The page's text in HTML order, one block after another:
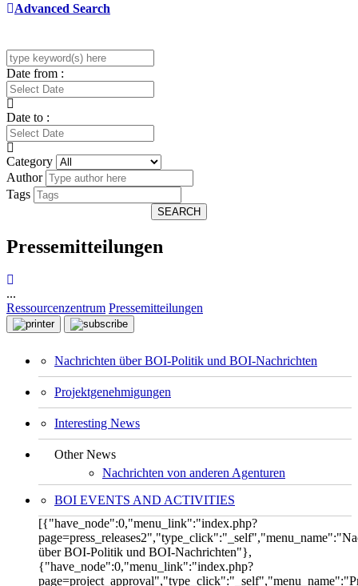
Advanced Search
Date from :
Date to :
Category
Author
Tags
SEARCH
Pressemitteilungen
...
Ressourcenzentrum Pressemitteilungen
Nachrichten über BOI-Politik und BOI-Nachrichten
Projektgenehmigungen
Interesting News
Other News
Nachrichten von anderen Agenturen
BOI EVENTS AND ACTIVITIES
[{"have_node":0,"menu_link":"index.php?
über BOI-Politik und BOI-Nachrichten"},
{"have_node":0,"menu_link":"index.php?